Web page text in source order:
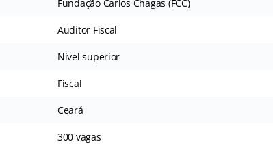
Fundação Carlos Chagas (FCC)
Auditor Fiscal
Nível superior
Fiscal
Ceará
300 vagas